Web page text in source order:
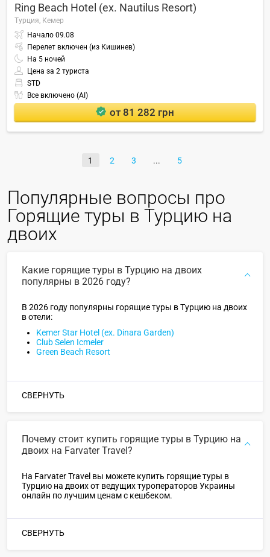
Ring Beach Hotel (ex. Nautilus Resort)
Турция, Кемер
Начало 09.08
Перелет включен (из Кишинев)
На 5 ночей
Цена за 2 туриста
STD
Все включено (AI)
от 81 282 грн
1 2 3 5
Популярные вопросы про
Горящие туры в Турцию на
двоих
Какие горящие туры в Турцию на двоих
популярны в 2026 году?
В 2026 году популярны горящие туры в Турцию на двоих
в отели:
Kemer Star Hotel (ex. Dinara Garden)
Club Selen Icmeler
Green Beach Resort
СВЕРНУТЬ
Почему стоит купить горящие туры в Турцию на
двоих на Farvater Travel?
На Farvater Travel вы можете купить горящие туры в
Турцию на двоих от ведущих туроператоров Украины
онлайн по лучшим ценам с кешбеком.
СВЕРНУТЬ